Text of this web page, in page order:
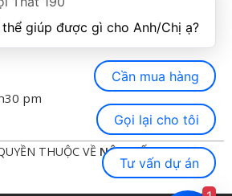
15, Bình Thạnh-HCM
pm
THUỘC VỀ NỘI THẤT 190
Cần mua hàng
Gọi lại cho tôi
Tư vấn dự án